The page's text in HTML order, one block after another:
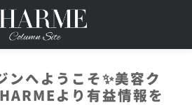
ンへようこそ✨美容ク
より有益情報を